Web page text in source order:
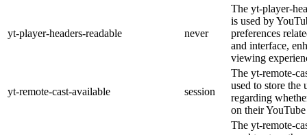
yt-player-headers-readable never
The yt-player-
is used by
preferences
and interface,
viewing
yt-remote-cast-available session
The yt-remote-
used to store the
regarding
on their
The yt-remote-